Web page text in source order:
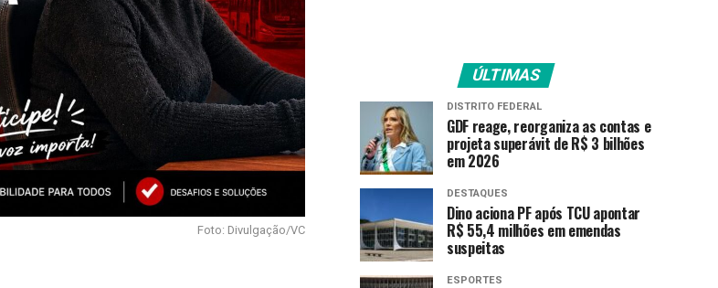
Foto: Divulgação/VC
ÚLTIMAS
DISTRITO FEDERAL
GDF reage, reorganiza as contas e
projeta superávit de R$ 3 bilhões
em 2026
DESTAQUES
Dino aciona PF após TCU apontar
R$ 55,4 milhões em emendas
suspeitas
ESPORTES